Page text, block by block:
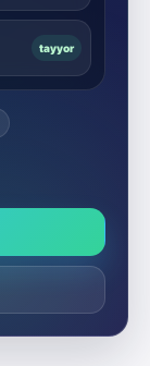
tayyor